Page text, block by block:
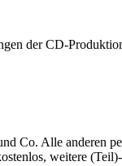
der CD-
Co. Alle anderen
weitere